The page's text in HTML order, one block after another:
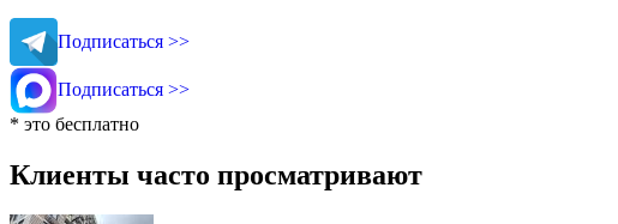
Подписаться >>
Подписаться >>
* это бесплатно
Клиенты часто просматривают